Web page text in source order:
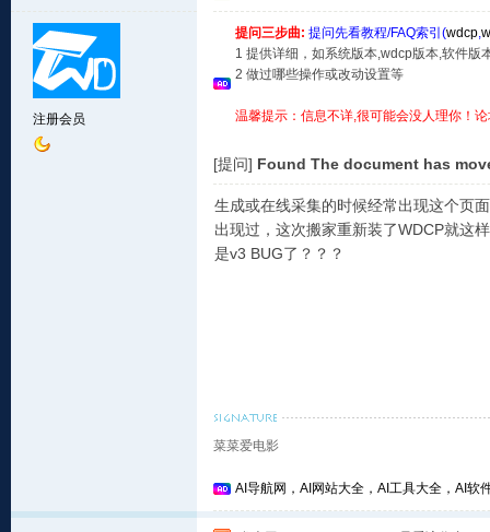
注册会员
提问三步曲: 提问先看教程/FAQ索引(wdcp,
1 提供详细，如系统版本,wdcp版本,软件版
2 做过哪些操作或改动设置等
温馨提示：信息不详,很可能会没人理你！
[提问] Found The document has
生成或在线采集的时候经常出现这个页
出现过，这次搬家重新装了WDCP就这
是v3 BUG了？？？
菜菜爱电影
AI导航网，AI网站大全，AI工具大全，AI软